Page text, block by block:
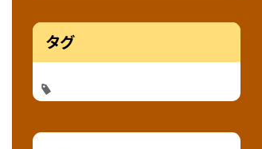
タグ